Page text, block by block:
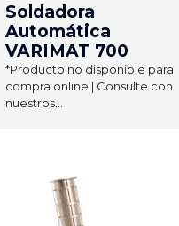
Soldadora
Automática
VARIMAT 700
*Producto no disponible para
compra online | Consulte con
nuestros...